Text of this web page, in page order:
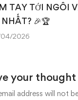
TAY TỚI NGÔI
🎉🏆
2026
your
address will not